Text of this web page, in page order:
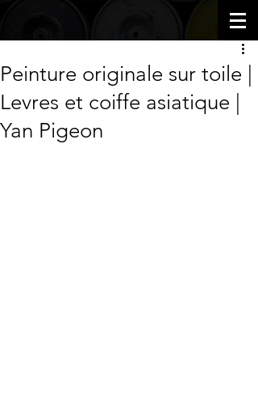
Peinture originale sur toile |
Levres et coiffe asiatique |
Yan Pigeon